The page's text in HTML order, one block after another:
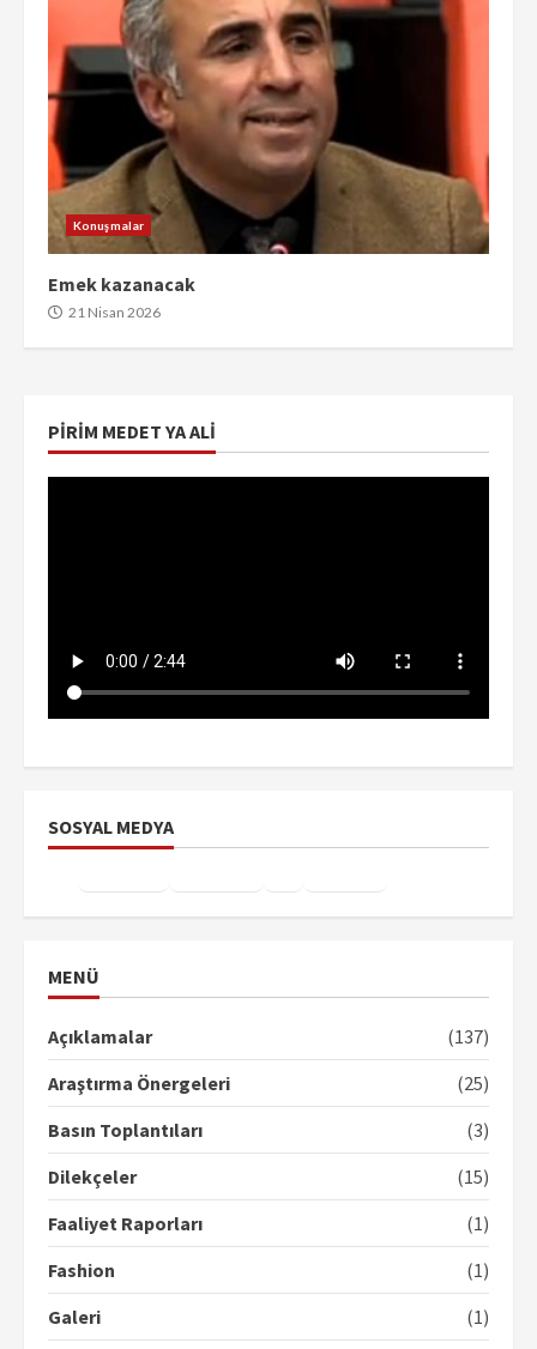
Konuşmalar
Emek kazanacak
21 Nisan 2026
PIRIM MEDET YA ALI
SOSYAL MEDYA
MENÜ
Açıklamalar
(137)
Araştırma Önergeleri
(25)
Basın Toplantıları
(3)
Dilekçeler
(15)
Faaliyet Raporları
(1)
Fashion
(1)
Galeri
(1)